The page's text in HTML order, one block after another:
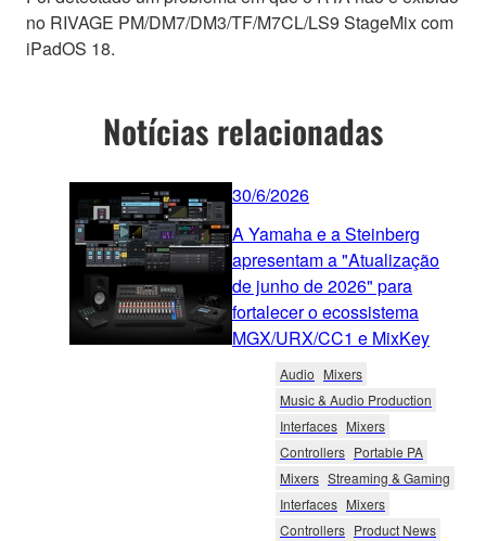
no RIVAGE PM/DM7/DM3/TF/M7CL/LS9 StageMix com
iPadOS 18.
Notícias relacionadas
30/6/2026
A Yamaha e a Steinberg
apresentam a "Atualização
de junho de 2026" para
fortalecer o ecossistema
MGX/URX/CC1 e MixKey
Audio Mixers
Music & Audio Production
Interfaces Mixers
Controllers Portable PA
Mixers Streaming & Gaming
Interfaces Mixers
Controllers Product News